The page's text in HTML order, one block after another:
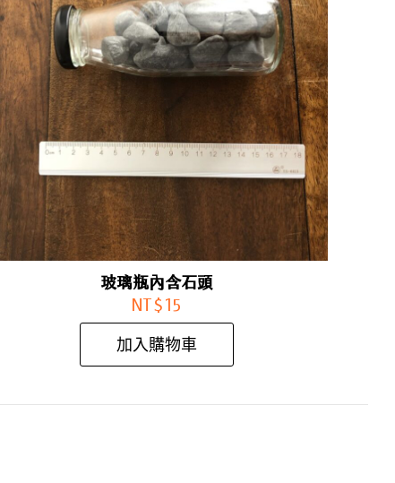
玻璃瓶內含石頭
NT$ 15
加入購物車